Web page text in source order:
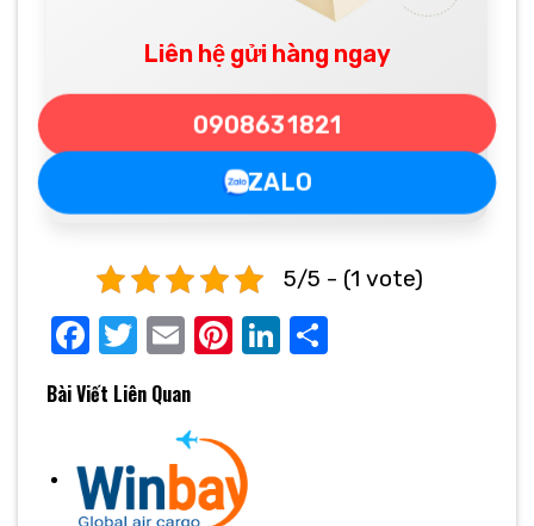
Liên hệ gửi hàng ngay
0908631821
ZALO
5/5 - (1 vote)
Facebook
Twitter
EmailPinterest
LinkedIn
Bài Viết Liên Quan